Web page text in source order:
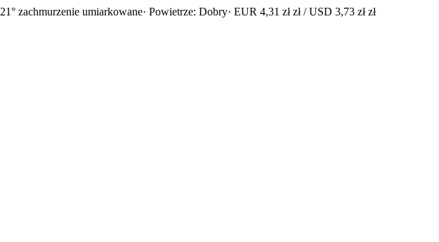
21° zachmurzenie umiarkowane· Powietrze: Dobry· EUR 4,31 zł zł / USD 3,73 zł zł